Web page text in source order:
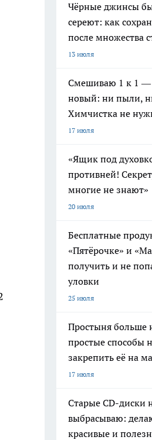
Чёрные джинсы
сереют: как
после множества
13 июля
Смешиваю 1 к 1 —
новый: ни пыли,
Химчистка не
17 июля
«Ящик под
противней!
многие не знают»
20 июля
Бесплатные
«Пятёрочке» и
получить и не
уловки
25 июля
Простыня больше
простые способы
закрепить её на
17 июля
Старые CD-диски
выбрасываю:
красивые и